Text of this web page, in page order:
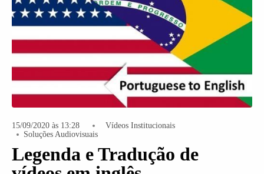
15/09/2020 às 13:28
Vídeos Institucionais
Soluções Audiovisuais
Legenda e Tradução de